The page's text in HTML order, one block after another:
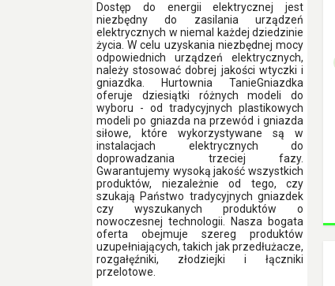
ELGOTECH Przełączniki
miniaturowe
ELGOTECH Rozgałęźniki
Elgotech Urządzenia
Zabezpieczające
ELGOTECH Wtyczka
gniazdo
ELGOTECH Wtyczki
LTC Gniazda Telefoniczne
PAWBOL Gniazda
pojedyncze
Pawbol Rozgałęźniki
PAWBOL Wtyczki
gumowe
Pawbol Wtyczki Płaskie
Dostęp do energii elektrycznej jest
niezbędny do zasilania urządzeń
elektrycznych w niemal każdej dziedzinie
życia. W celu uzyskania niezbędnej mocy
odpowiednich urządzeń elektrycznych,
należy stosować dobrej jakości wtyczki i
gniazdka. Hurtownia TanieGniazdka
oferuje dziesiątki różnych modeli do
wyboru - od tradycyjnych plastikowych
modeli po gniazda na przewód i gniazda
siłowe, które wykorzystywane są w
instalacjach elektrycznych do
doprowadzania trzeciej fazy.
Gwarantujemy wysoką jakość wszystkich
produktów, niezależnie od tego, czy
szukają Państwo tradycyjnych gniazdek
czy wyszukanych produktów o
nowoczesnej technologii. Nasza bogata
oferta obejmuje szereg produktów
uzupełniających, takich jak przedłużacze,
rozgałęźniki, złodziejki i łączniki
przelotowe.